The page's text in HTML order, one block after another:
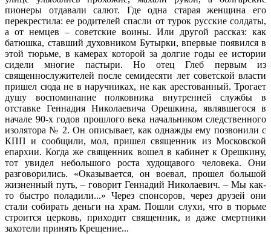
пионеры отдавали салют. Где одна старая женщина его
перекрестила: ее родителей спасли от турок русские солдаты,
а от немцев – советские воины. Или другой рассказ: как
батюшка, ставший духовником Бутырки, впервые появился в
этой тюрьме, в камерах которой за долгие годы ее истории
сидели многие пастыри. Но отец Глеб первым из
священнослужителей после семидесяти лет советской власти
пришел сюда не в наручниках, не как арестованный. Трогает
душу воспоминание полковника внутренней службы в
отставке Геннадия Николаевича Орешкина, являвшегося в
начале 90-х годов прошлого века начальником следственного
изолятора № 2. Он описывает, как однажды ему позвонили с
КПП и сообщили, мол, пришел священник из Московской
епархии. Когда же священник вошел в кабинет к Орешкину,
тот увидел небольшого роста худощавого человека. Они
разговорились. «Оказывается, он воевал, прошел большой
жизненный путь, – говорит Геннадий Николаевич. – Мы как-
то быстро поладили...» Через спонсоров, через друзей они
стали собирать деньги на храм. Пошли слухи, что в тюрьме
строится церковь, приходит священник, и даже смертники
захотели принять Крещение...